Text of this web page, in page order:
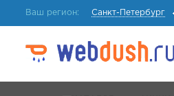
Ваш регион: Санкт-Петербург